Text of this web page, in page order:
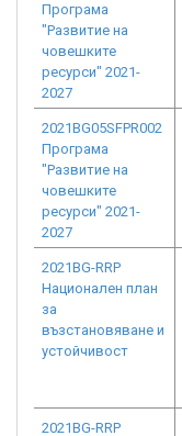
Програма
"Развитие на
човешките
ресурси" 2021-
2027
2021BG05SFPR002
Програма
"Развитие на
човешките
ресурси" 2021-
2027
2021BG-RRP
Национален план
за
възстановяване и
устойчивост
2021BG-RRP